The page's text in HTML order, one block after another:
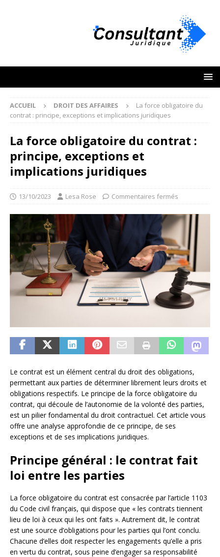
ACCUEIL DROIT DES AFFAIRES
La force obligatoire du
contrat : principe, exceptions et implications juridiques
La force obligatoire du contrat :
principe, exceptions et
implications juridiques
13/10/2023 Lesa Rose Commentaires fermés
Le contrat est un élément central du droit des obligations,
permettant aux parties de déterminer librement leurs droits et
obligations respectifs. Le principe de la force obligatoire du
contrat, qui découle de l’autonomie de la volonté des parties,
est un pilier fondamental du droit contractuel. Cet article vous
offre une analyse approfondie de ce principe, de ses
exceptions et de ses implications juridiques.
Principe général : le contrat fait
loi entre les parties
La force obligatoire du contrat est consacrée par l’article 1103
du Code civil français, qui dispose que « les contrats tiennent
lieu de loi à ceux qui les ont faits ». Autrement dit, le contrat
est une source d’obligations pour les parties qui l’ont conclu.
Chacune d’elles doit respecter les engagements qu’elle a pris
en vertu du contrat, sous peine d’engager sa responsabilité